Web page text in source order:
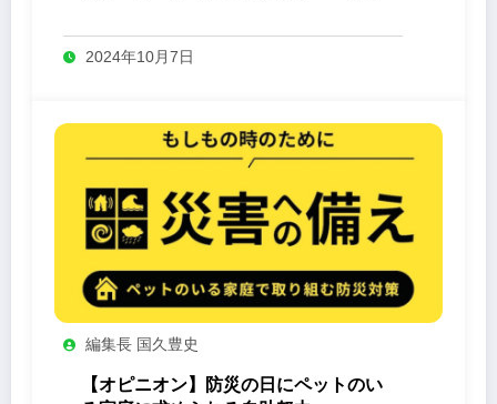
2024年10月7日
編集長 国久豊史
【オピニオン】防災の日にペットのい